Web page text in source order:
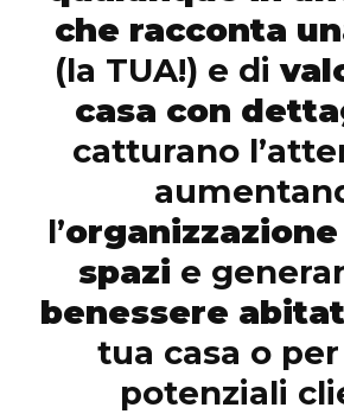
che racconta
(la TUA!) e di
casa con
catturano
l’
spazi e
benessere
tua casa o
potenziali